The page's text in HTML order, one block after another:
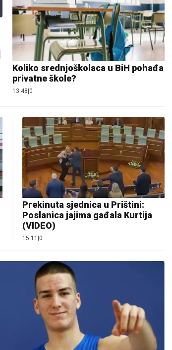
Koliko srednjoškolaca u BiH pohađa
privatne škole?
13:48 |0
Prekinuta sjednica u Prištini:
Poslanica jajima gađala Kurtija
(VIDEO)
15:11 |0